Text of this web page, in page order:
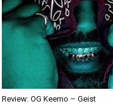
Review: OG Keemo – Geist